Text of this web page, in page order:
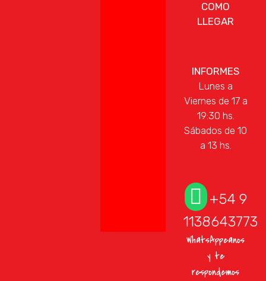
COMO
LLEGAR
INFORMES
Lunes a
Viernes de 17 a
19:30 hs.
Sábados de 10
a 13 hs.
+54 9
1138643773
WhatsAppeanos
y te
respondemos